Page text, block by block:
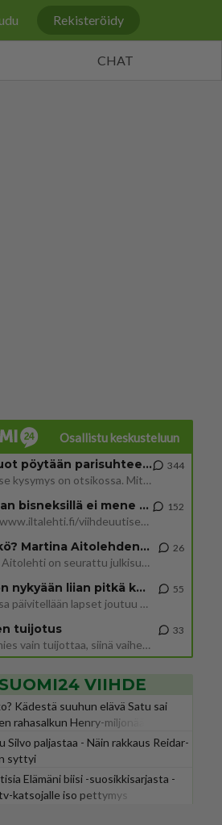
Rekisteröidy
CHAT
Osallistu keskusteluun
Mitä tuot pöytään parisuhteessa?
Siinäpä se kysymys on otsikossa. Mitäpä siis tuot/toisit pöytään parisuhteessa? Oletko mies vai nainen? Koetko sen mitä
344
Martinan bisneksillä ei mene hyvin
https://www.iltalehti.fi/viihdeuutiset/a/c46da6ab-340f-4790-aaa7-0865eed2336 Yrityksen konkurssihakemus on tullut kärä
152
Tiesitkö? Martina Aitolehden isäpuoli on tämä suosittu laulaja
Martina Aitolehti on seurattu julkisuuden henkilö. Lähipiiriin mahtuu muitakin tunnettuja henkilöitä. Tiesitkö, että Ma
26
2 km on nykyään liian pitkä koulumatka
Hesarissa päivitellään lapset joutuu nyt kulkemaan 2 km kouluun jösses. Ruostefillarilla tuo matka menee vaikka miten äk
55
tuijotus
Mutta mies vain tuijottaa, siinä vaiheessa käännän itse pään pois. Mikä juttu? Yleensä jos joku tuijottaa tai katsoo, hä
33
SUOMI24 VIIHDE
Kädestä suuhun elävä Satu sai
rahasalkun Henry-miljonääriltä
Silvo paljastaa - Näin rakkaus Reidar-
syttyi
Elämäni biisi -suosikkisarjasta -
katsojalle iso pettymys